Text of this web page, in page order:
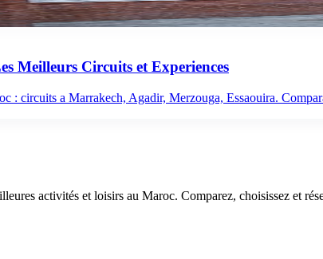
? Tarifs 2026 dans la palmeraie, l'Agafay, vallée
Meilleurs Circuits et Experiences
: circuits a Marrakech, Agadir, Merzouga, Essaouira.
activités et loisirs au Maroc. Comparez, choisissez et